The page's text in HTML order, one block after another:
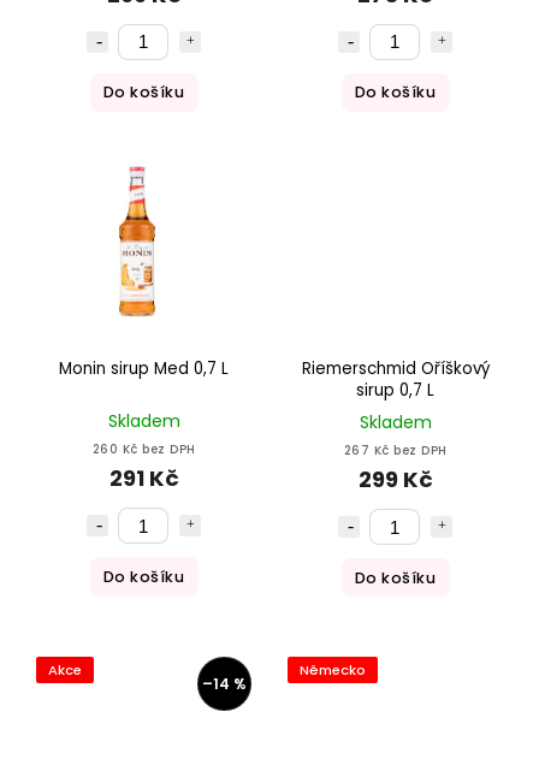
Do košíku Do košíku
Monin sirup Med 0,7 L
Skladem
260 Kč bez DPH
291 Kč
Do košíku
Riemerschmid Oříškový
sirup 0,7 L
Skladem
267 Kč bez DPH
299 Kč
Do košíku
Akce
–14 %
Německo